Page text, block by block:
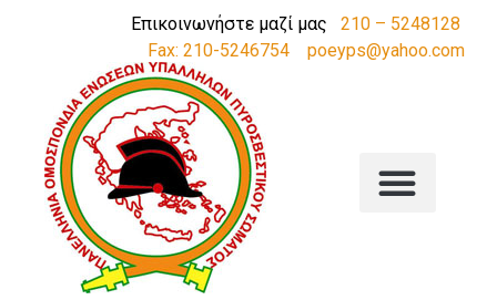
Επικοινωνήστε μαζί μας 210 – 5248128
Fax: 210-5246754
poeyps@yahoo.com